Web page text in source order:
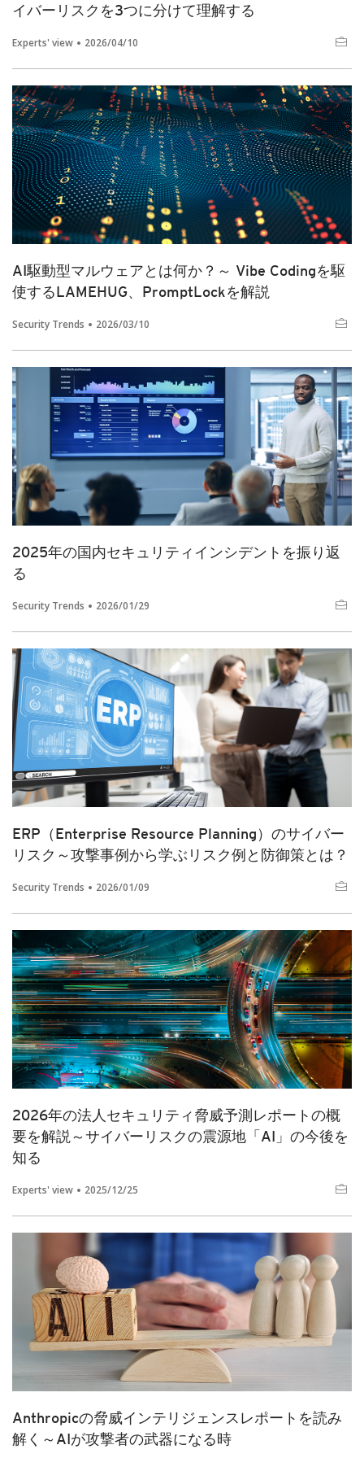
イバーリスクを3つに分けて理解する
Experts' view 2026/04/10
AI駆動型マルウェアとは何か？～ Vibe Codingを駆
使するLAMEHUG、PromptLockを解説
Security Trends 2026/03/10
2025年の国内セキュリティインシデントを振り返
る
Security Trends 2026/01/29
ERP（Enterprise Resource Planning）のサイバー
リスク～攻撃事例から学ぶリスク例と防御策とは？
Security Trends 2026/01/09
2026年の法人セキュリティ脅威予測レポートの概
要を解説～サイバーリスクの震源地「AI」の今後を
知る
Experts' view 2025/12/25
Anthropicの脅威インテリジェンスレポートを読み
解く～AIが攻撃者の武器になる時